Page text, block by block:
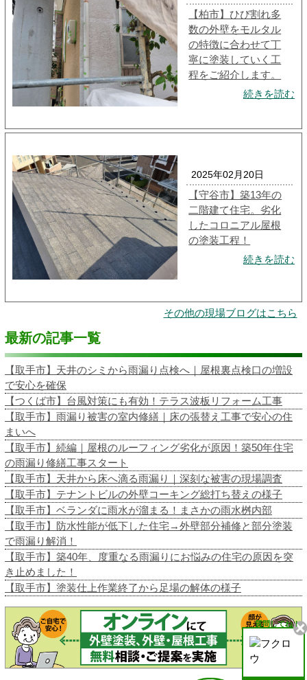
【柏市】ひび割れ多
数の外壁をモルタル
の特徴に合わせて丁
寧に塗装していく工
程をご紹介します。
続きを読む
2025年02月20日
【守谷市】築13年の
二階建て住宅。劣化
したコロニアル屋根
の塗装工程！
続きを読む
その他の現場ブログはこちら
最新の記事一覧
【取手市】天井のシミから雨漏り点検へ｜屋根裏点検口の増設
で安心を確保
【つくば市】台風対策にも有効！テラス波板リフォーム工事
【取手市】雨漏り被害の室内修繕｜床の張替え工事で安心の住
まいへ
【取手市】続編｜屋根のルーフィング劣化が原因！築50年住宅
の雨漏り修繕工事スタート
【取手市】天井から床へ滴る雨漏り｜深刻な被害の現場調査
【取手市】テナントビルの外壁コーキング総打ち替えの様子
【取手市】ベランダに雨水が溜まる！まさかの雨水桝内部
【取手市】防水性能が低下した住宅→外壁部分補修と部分塗装
で雨漏り解消！
【取手市】築40年、度重なる雨漏りにお悩みの住宅の原因を突
き止めました！
【取手市】塗装仕上作業終了から足場の解体の様子
質問してね！